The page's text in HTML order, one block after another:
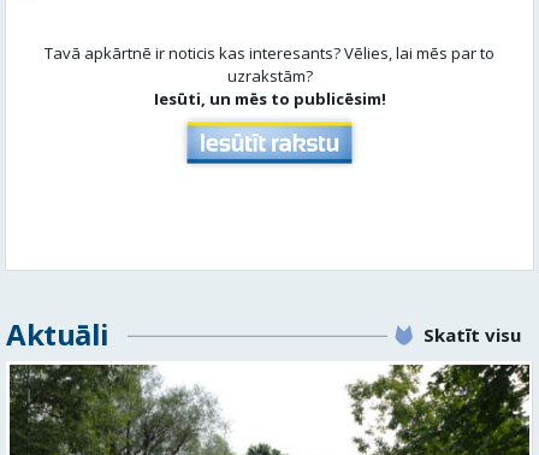
Tavā apkārtnē ir noticis kas interesants? Vēlies, lai mēs par to
uzrakstām?
Iesūti, un mēs to publicēsim!
Aktuāli Skatīt visu